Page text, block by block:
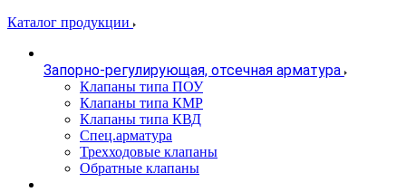
Каталог продукции
Запорно-регулирующая, отсечная арматура
Клапаны типа ПОУ
Клапаны типа КМР
Клапаны типа КВД
Спец.арматура
Трехходовые клапаны
Обратные клапаны